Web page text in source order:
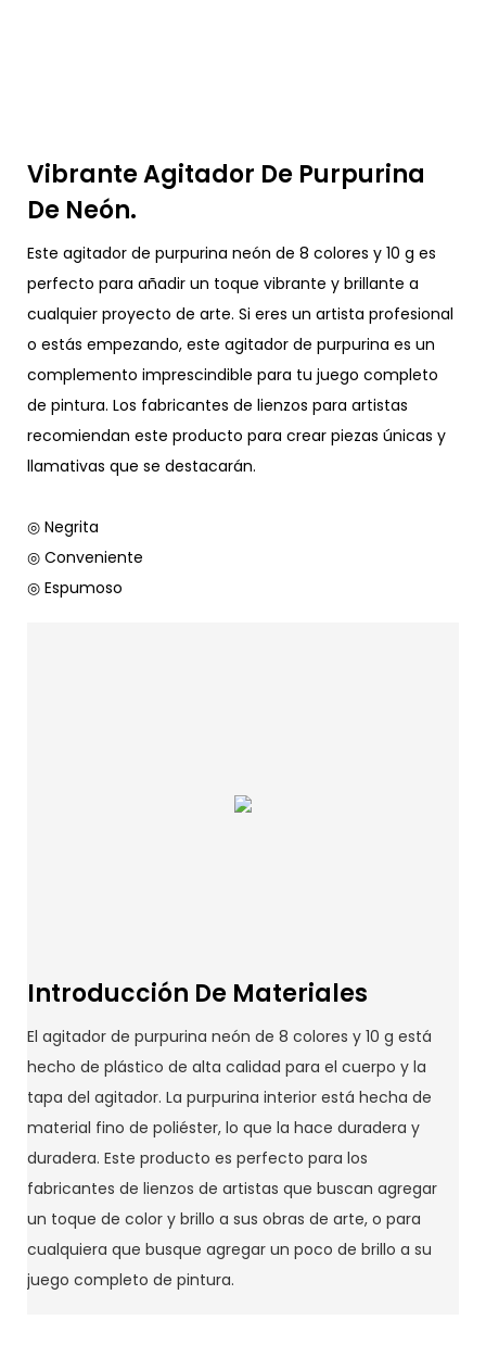
Vibrante Agitador De Purpurina
De Neón.
Este agitador de purpurina neón de 8 colores y 10 g es
perfecto para añadir un toque vibrante y brillante a
cualquier proyecto de arte. Si eres un artista profesional
o estás empezando, este agitador de purpurina es un
complemento imprescindible para tu juego completo
de pintura. Los fabricantes de lienzos para artistas
recomiendan este producto para crear piezas únicas y
llamativas que se destacarán.
◎ Negrita
◎ Conveniente
◎ Espumoso
Introducción De Materiales
El agitador de purpurina neón de 8 colores y 10 g está
hecho de plástico de alta calidad para el cuerpo y la
tapa del agitador. La purpurina interior está hecha de
material fino de poliéster, lo que la hace duradera y
duradera. Este producto es perfecto para los
fabricantes de lienzos de artistas que buscan agregar
un toque de color y brillo a sus obras de arte, o para
cualquiera que busque agregar un poco de brillo a su
juego completo de pintura.